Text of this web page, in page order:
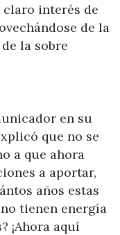
interés de
de la
la sobre
en su
que no se
a que ahora
a aportar,
años estas
tienen energía
¡Ahora aquí